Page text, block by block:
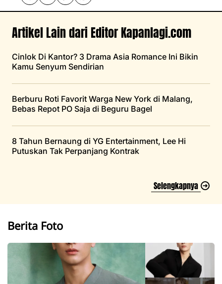
Artikel Lain dari Editor Kapanlagi.com
Cinlok Di Kantor? 3 Drama Asia Romance Ini Bikin
Kamu Senyum Sendirian
Berburu Roti Favorit Warga New York di Malang,
Bebas Repot PO Saja di Beguru Bagel
8 Tahun Bernaung di YG Entertainment, Lee Hi
Putuskan Tak Perpanjang Kontrak
Selengkapnya
Berita Foto